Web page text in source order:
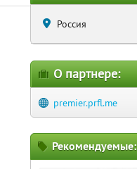
Россия
О партнере:
premier.prfl.me
Рекомендуемые: